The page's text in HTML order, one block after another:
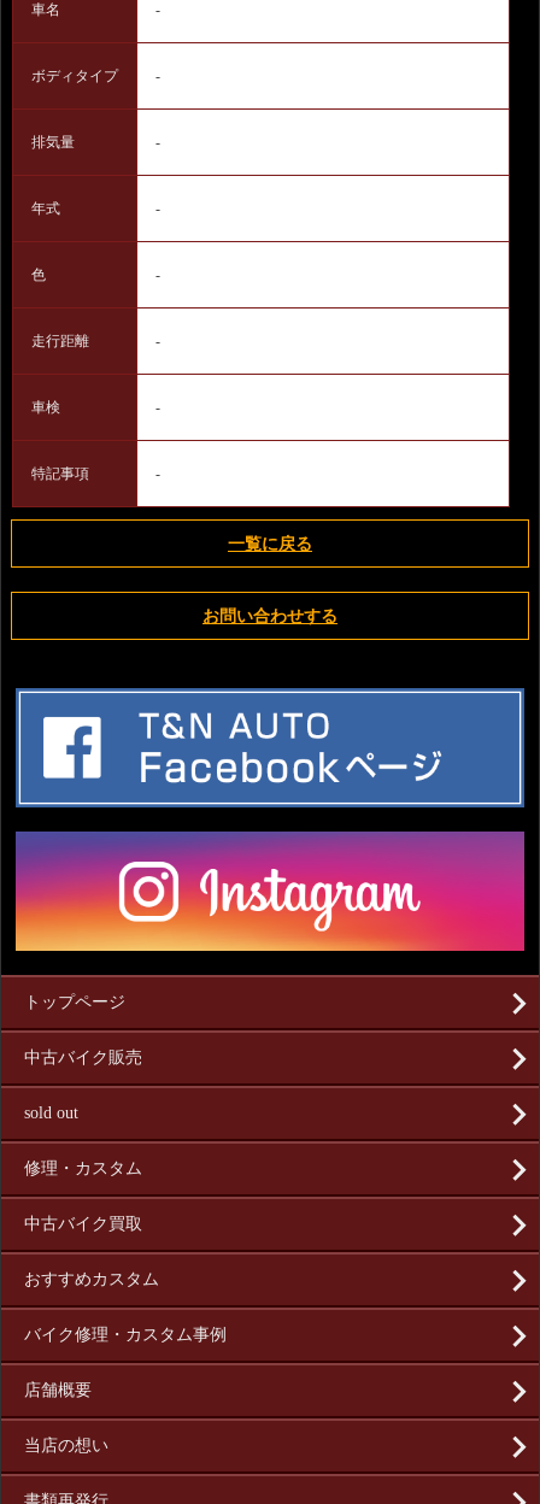
車名 -
ボディタイプ -
排気量 -
年式 -
色 -
走行距離 -
車検 -
特記事項 -
一覧に戻る
お問い合わせする
トップページ
中古バイク販売
sold out
修理・カスタム
中古バイク買取
おすすめカスタム
バイク修理・カスタム事例
店舗概要
当店の想い